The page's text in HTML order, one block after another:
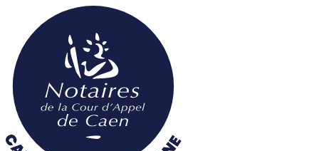
contenu
principal